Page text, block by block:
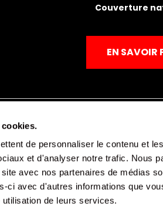
de personnaliser le contenu et
et d'analyser notre trafic. Nous
avec nos partenaires de médias
ci avec d'autres informations que
de leurs services.
Couverture
EN SAVOIR
Mentions légales Politique